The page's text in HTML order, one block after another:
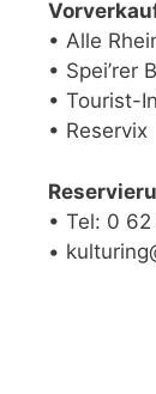
• Alle
• Spei’rer
• Tourist-
• Reservix
• Tel: 0
•